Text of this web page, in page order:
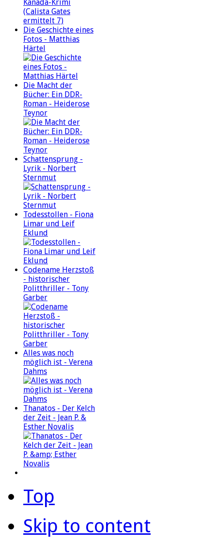
Die Geschichte eines
Fotos - Matthias
Härtel
Die Macht der
Bücher: Ein DDR-
Roman - Heiderose
Teynor
Schattensprung -
Lyrik - Norbert
Sternmut
Todesstollen - Fiona
Limar und Leif
Eklund
Codename Herzstoß
- historischer
Politthriller - Tony
Garber
Alles was noch
möglich ist - Verena
Dahms
Thanatos - Der Kelch
der Zeit - Jean P. &
Esther Novalis
Top
Skip to content